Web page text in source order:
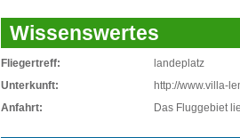
Wissenswertes
Fliegertreff:
landeplatz
Unterkunft:
http://www.villa-
Anfahrt:
Das Fluggebiet